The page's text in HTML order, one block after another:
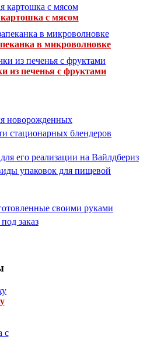
с мясом
в микроволновке
из печенья с фруктами
новорожденных
стационарных блендеров
его реализации на Вайлдбериз
упаковок для пищевой
своими руками
заказ